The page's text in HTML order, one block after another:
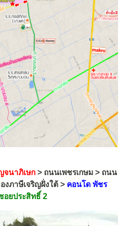
จนาภิเษก > ถนนเพชรเกษม > ถนน
งภาษีเจริญฝั่งใต้ > คอนโด พัชร
อยประสิทธิ์ 2